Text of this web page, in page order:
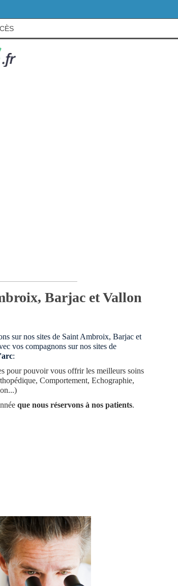
Barjac et Vallon
sur nos sites de Saint Ambroix, Barjac et
vos compagnons sur nos sites de
:
pour pouvoir vous offrir les meilleurs soins
Comportement, Echographie,
que nous réservons à nos patients.